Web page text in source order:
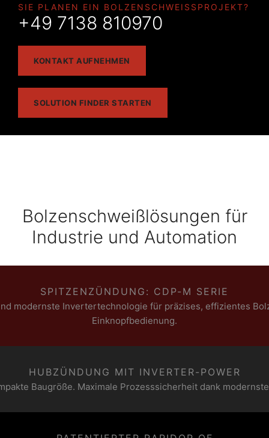
SIE PLANEN EIN BOLZENSCHWEISSPROJEKT?
+49 7138 810970
KONTAKT AUFNEHMEN
SOLUTION FINDER STARTEN
Bolzenschweißlösungen für
Industrie und Automation
SPITZENZÜNDUNG: CDP-M SERIE
modernste Invertertechnologie für präzises, effizientes
Einknopfbedienung.
HUBZÜNDUNG MIT INVERTER-POWER
Baugröße. Maximale Prozesssicherheit dank